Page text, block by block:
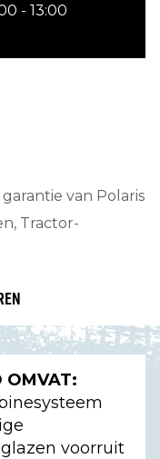
- 13:00
van Polaris
Tractor-
OMVAT:
voorruit